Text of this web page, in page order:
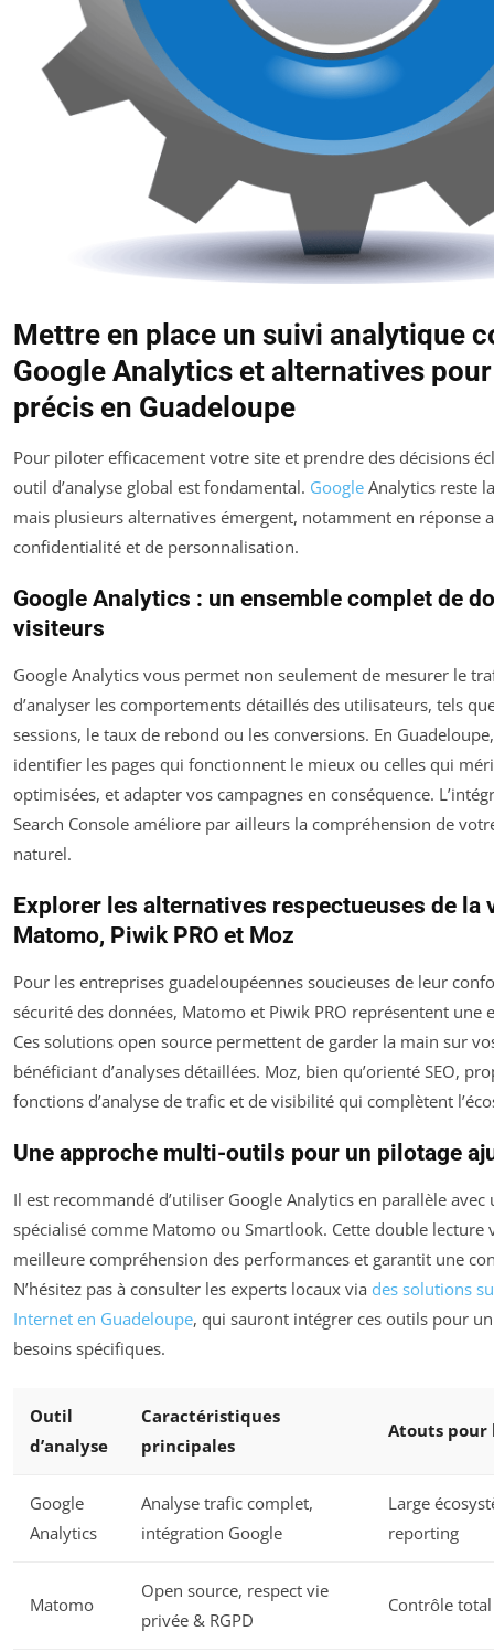
Mettre en place un suivi analytique
Google Analytics et alternatives
précis en Guadeloupe
Pour piloter efficacement votre site et prendre des décisions
outil d’analyse global est fondamental. Google Analytics reste
mais plusieurs alternatives émergent, notamment en réponse
confidentialité et de personnalisation.
Google Analytics : un ensemble complet de
visiteurs
Google Analytics vous permet non seulement de mesurer le
d’analyser les comportements détaillés des utilisateurs, tels
sessions, le taux de rebond ou les conversions. En
identifier les pages qui fonctionnent le mieux ou celles qui
optimisées, et adapter vos campagnes en conséquence.
Search Console améliore par ailleurs la compréhension de
naturel.
Explorer les alternatives respectueuses de la
Matomo, Piwik PRO et Moz
Pour les entreprises guadeloupéennes soucieuses de leur
sécurité des données, Matomo et Piwik PRO représentent une
Ces solutions open source permettent de garder la main sur
bénéficiant d’analyses détaillées. Moz, bien qu’orienté SEO,
fonctions d’analyse de trafic et de visibilité qui complètent
Une approche multi-outils pour un pilotage
Il est recommandé d’utiliser Google Analytics en parallèle
spécialisé comme Matomo ou Smartlook. Cette double lecture
meilleure compréhension des performances et garantit une
N’hésitez pas à consulter les experts locaux via des solutions
Internet en Guadeloupe, qui sauront intégrer ces outils pour
besoins spécifiques.
Outil
d’analyse
Caractéristiques
principales
Atouts pour
Google
Analytics
Analyse trafic complet,
intégration Google
Large
reporting
Matomo
Open source, respect vie
privée & RGPD
Contrôle